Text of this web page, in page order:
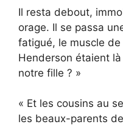
Il resta debout,
orage. Il se passa
fatigué, le muscle
Henderson étaient
notre fille ? »
« Et les cousins au
les beaux-parents